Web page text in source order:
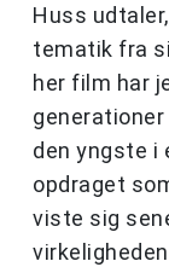
Huss
tematik fra
her film har
den yngste i
opdraget
viste sig